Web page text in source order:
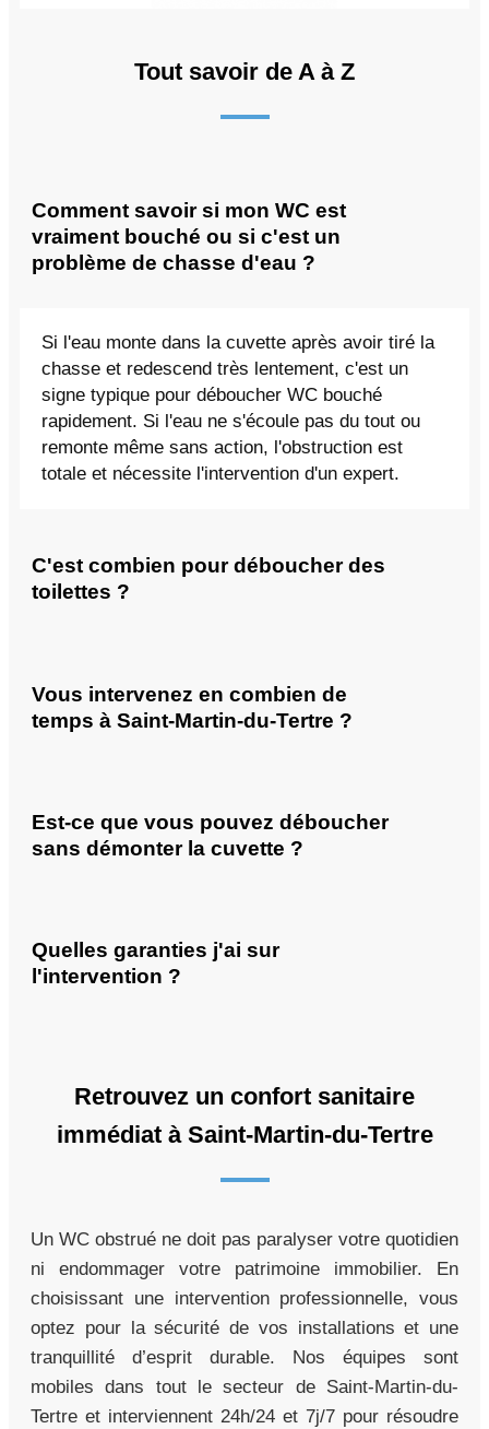
Tout savoir de A à Z
Comment savoir si mon WC est
vraiment bouché ou si c'est un
problème de chasse d'eau ?
Si l'eau monte dans la cuvette après avoir tiré la
chasse et redescend très lentement, c'est un
signe typique pour déboucher WC bouché
rapidement. Si l'eau ne s'écoule pas du tout ou
remonte même sans action, l'obstruction est
totale et nécessite l'intervention d'un expert.
C'est combien pour déboucher des
toilettes ?
Vous intervenez en combien de
temps à Saint-Martin-du-Tertre ?
Est-ce que vous pouvez déboucher
sans démonter la cuvette ?
Quelles garanties j'ai sur
l'intervention ?
Retrouvez un confort sanitaire
immédiat à Saint-Martin-du-Tertre
Un WC obstrué ne doit pas paralyser votre quotidien
ni endommager votre patrimoine immobilier. En
choisissant une intervention professionnelle, vous
optez pour la sécurité de vos installations et une
tranquillité d’esprit durable. Nos équipes sont
mobiles dans tout le secteur de Saint-Martin-du-
Tertre et interviennent 24h/24 et 7j/7 pour résoudre